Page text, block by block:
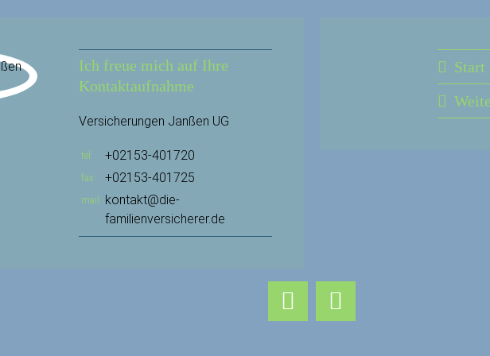
Ich freue mich auf Ihre
Kontaktaufnahme
Versicherungen Janßen UG
tel +02153-401720
fax +02153-401725
mail
kontakt@die-
familienversicherer.de
Start